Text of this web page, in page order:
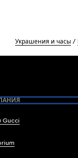
Украшения и часы
Gucci